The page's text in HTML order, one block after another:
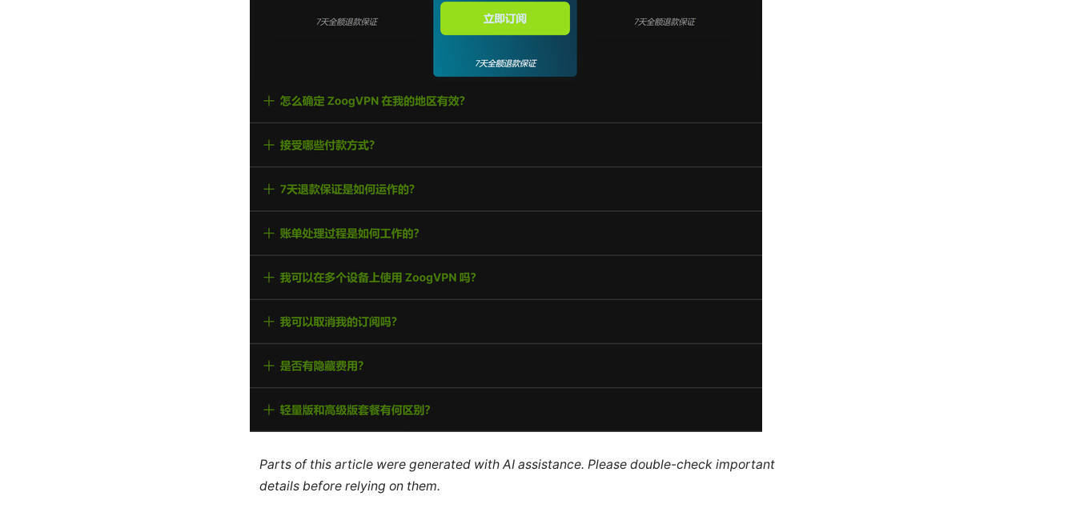
Parts of this article were generated with AI assistance. Please double-check important
details before relying on them.